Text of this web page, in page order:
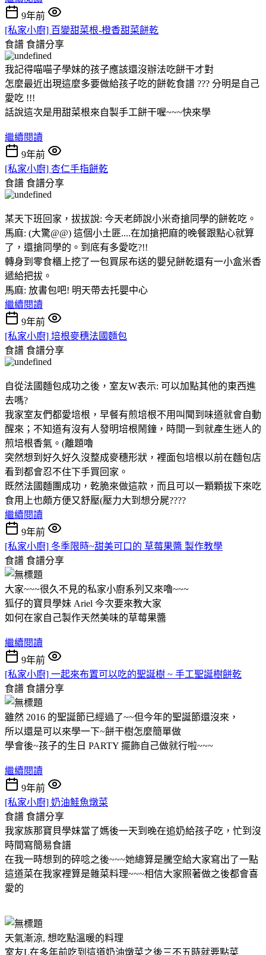
9年前
[私家小廚] 百變甜菜根-橙香甜菜餅乾
食譜 食譜分享
我記得喵喵子學妹的孩子應該還沒辦法吃餅干才對
怎麼最近出現這麼多要做給孩子吃的餅乾食譜 ??? 分明是自己
愛吃 !!!
話說這次是用甜菜根來自製手工餅干喔~~~快來學
繼續閱讀
9年前
[私家小廚] 杏仁手指餅乾
食譜 食譜分享
某天下班回家，拔拔說: 今天老師說小米奇搶同學的餅乾吃。
馬麻: (大驚@@) 這個小土匪....在加搶把麻的晚餐跟點心就算
了，還搶同學的。到底有多愛吃?!!
轉身到零食櫃上挖了一包買尿布送的嬰兒餅乾還有一小盒米香
遞給把拔。
馬麻: 放書包吧! 明天帶去托嬰中心
繼續閱讀
9年前
[私家小廚] 培根麥穗法國麵包
食譜 食譜分享
自從法國麵包成功之後，室友W表示: 可以加點其他的東西進
去嗎?
我家室友們都愛培根，早餐有煎培根不用叫聞到味道就會自動
醒來；不知道有沒有人發明培根鬧鐘，時間一到就產生迷人的
煎培根香氣。(離題嚕
突然想到好久好久沒整成麥穗形狀，裡面包培根以前在麵包店
看到都會忍不住下手買回家。
既然法國麵團成功，乾脆來做這款，而且可以一顆顆拔下來吃
食用上也頗方便又舒壓(壓力大到想分屍????
繼續閱讀
9年前
[私家小廚] 冬季限時~甜美可口的 草莓果醬 製作教學
食譜 食譜分享
大家~~~很久不見的私家小廚系列又來嚕~~~
狐仔的寶貝學妹 Ariel 今次要來教大家
如何在家自己製作天然美味的草莓果醬
繼續閱讀
9年前
[私家小廚] 一起來布置可以吃的聖誕樹 ~ 手工聖誕樹餅乾
食譜 食譜分享
雖然 2016 的聖誕節已經過了~~但今年的聖誕節還沒來，
所以還是可以來學一下~餅干樹怎麼簡單做
學會後~孩子的生日 PARTY 擺飾自己做就行啦~~~
繼續閱讀
9年前
[私家小廚] 奶油鮭魚燉菜
食譜 食譜分享
我家族那寶貝學妹當了媽後一天到晚在追奶給孩子吃，忙到沒
時間寫簡易食譜
在我一時想到的碎唸之後~~~她總算是騰空給大家寫出了一點
這道菜在我家裡算是雜菜料理~~~相信大家照著做之後都會喜
愛的
天氣漸涼, 想吃點溫暖的料理
室友L在多年前吃到這道奶油燉菜之後三不五時就要點菜